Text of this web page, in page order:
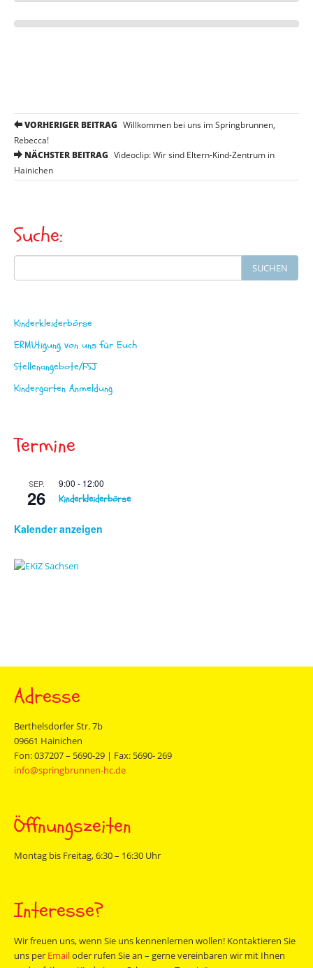
P
o
s
t
a
v
i
a
t
i
o
n
VORHERIGER BEITRAG Willkommen bei uns im Springbrunnen,
Rebecca!
NÄCHSTER BEITRAG Videoclip: Wir sind Eltern-Kind-Zentrum in
Hainichen
Suche:
Search
for:
SUCHEN
Kinderkleiderbörse
ERMUtigung von uns für Euch
Stellenangebote/FSJ
Kindergarten Anmeldung
Termine
SEP.
26
9:00 - 12:00
Kinderkleiderbörse
Kalender anzeigen
Adresse
Berthelsdorfer Str. 7b
09661 Hainichen
Fon: 037207 – 5690-29 | Fax: 5690- 269
info@springbrunnen-hc.de
Öffnungszeiten
Montag bis Freitag, 6:30 – 16:30 Uhr
Interesse?
Wir freuen uns, wenn Sie uns kennenlernen wollen! Kontaktieren Sie
uns per Emailoder rufen Sie an – gerne vereinbaren wir mit Ihnen